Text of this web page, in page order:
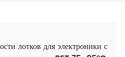
лотков для электроники с